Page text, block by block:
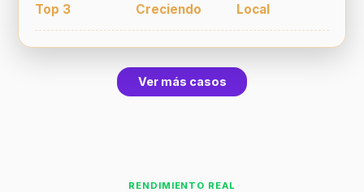
Top 3 Creciendo Local
Ver más casos
RENDIMIENTO REAL